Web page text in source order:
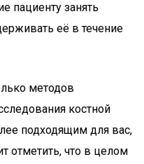
пациенту занять
её в течение
методов
костной
подходящим для вас,
отметить, что в целом